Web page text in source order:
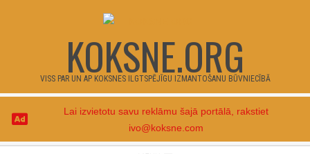
KOKSNE.ORG
VISS PAR UN AP KOKSNES ILGTSPĒJĪGU IZMANTOŠANU BŪVNIECĪBĀ
Lai izvietotu savu reklāmu šajā portālā, rakstiet
ivo@koksne.com